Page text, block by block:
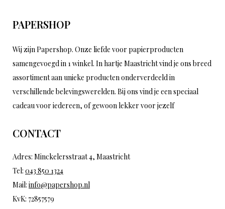
PAPERSHOP
Wij zijn Papershop. Onze liefde voor papierproducten
samengevoegd in 1 winkel. In hartje Maastricht vind je ons breed
assortiment aan unieke producten onderverdeeld in
verschillende belevingswerelden. Bij ons vind je een speciaal
cadeau voor iedereen, of gewoon lekker voor jezelf
CONTACT
Adres: Minckelersstraat 4, Maastricht
Tel: 043 850 1324
Mail: info@papershop.nl
KvK: 72857579